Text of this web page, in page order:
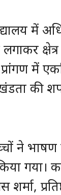
में
में
की
ने भाषण
गया।
शर्मा,